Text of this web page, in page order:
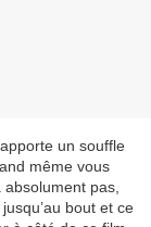
un souffle
même vous
absolument pas,
bout et ce